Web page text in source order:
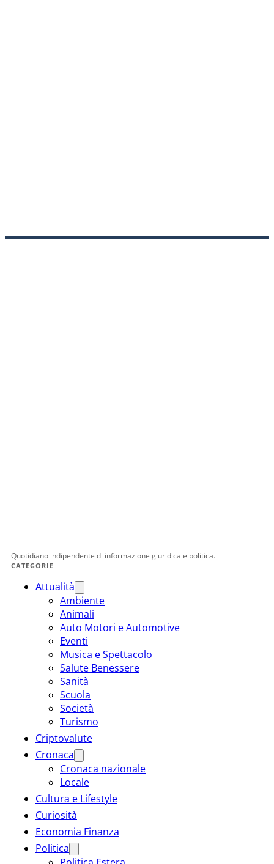
Quotidiano indipendente di informazione giuridica e politica.
CATEGORIE
Attualità
Ambiente
Animali
Auto Motori e Automotive
Eventi
Musica e Spettacolo
Salute Benessere
Sanità
Scuola
Società
Turismo
Criptovalute
Cronaca
Cronaca nazionale
Locale
Cultura e Lifestyle
Curiosità
Economia Finanza
Politica